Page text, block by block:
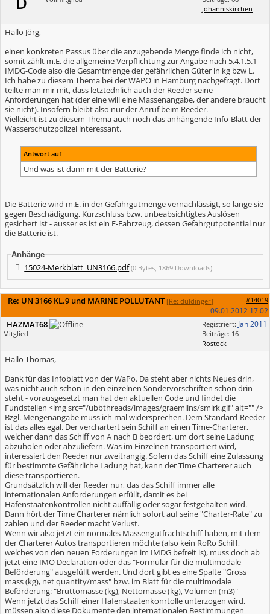
Johanniskirchen
Hallo Jörg,
einen konkreten Passus über die anzugebende Menge finde ich nicht,
somit zählt m.E. die allgemeine Verpflichtung zur Angabe nach 5.4.1.5.1
IMDG-Code also die Gesamtmenge der gefährlichen Güter in kg bzw L.
Ich habe zu diesem Thema bei der WAPO in Hamburg nachgefragt. Dort
teilte man mir mit, dass letztednlich auch der Reeder seine
Anforderungen hat (der eine will eine Massenangabe, der andere braucht
sie nicht). Insofern bleibt also nur der Anruf beim Reeder.
Vielleicht ist zu diesem Thema auch noch das anhängende Info-Blatt der
Wasserschutzpolizei interessant.
Antwort auf
Und was ist dann mit der Batterie?
Die Batterie wird m.E. in der Gefahrgutmenge vernachlässigt, so lange sie
gegen Beschädigung, Kurzschluss bzw. unbeabsichtigtes Auslösen
gesichert ist - ausser es ist ein E-Fahrzeug, dessen Gefahrgutpotential nur
die Batterie ist.
Anhänge
15024-Merkblatt_UN3166.pdf (0 Bytes, 1869 Downloads)
Re: UN 3166 KL.9 und MARINE POLLUTANT [Re: duldinger] #14019
09.01.2012 17:02
Registriert: Jan 2011
Beiträge: 16
Rostock
HAZMAT68
Mitglied
Hallo Thomas,
Dank für das Infoblatt von der WaPo. Da steht aber nichts Neues drin,
was nicht auch schon in den einzelnen Sondervorschriften schon drin
steht - vorausgesetzt man hat den aktuellen Code und findet die
Fundstellen <img src="/ubbthreads/images/graemlins/smirk.gif" alt="" />
Bzgl. Mengenangabe muss ich mal widersprechen. Dem Standard-Reeder
ist das alles egal. Der verchartert sein Schiff an einen Time-Charterer,
welcher dann das Schiff von A nach B beordert, um dort seine Ladung
abzuholen oder abzuliefern. Was im Einzelnen transportiert wird,
interessiert den Reeder nur zweitrangig. Sofern das Schiff eine Zulassung
für bestimmte Gefährliche Ladung hat, kann der Time Charterer auch
diese transportieren.
Grundsätzlich will der Reeder nur, das das Schiff immer alle
internationalen Anforderungen erfüllt, damit es bei
Hafenstaatenkontrollen nicht auffällig oder sogar festgehalten wird.
Dann hört der Time Charterer nämlich sofort auf seine "Charter-Rate" zu
zahlen und der Reeder macht Verlust.
Wenn wir also jetzt ein normales Massengutfrachtschiff haben, mit dem
der Charterer Autos transportieren möchte (also kein RoRo Schiff,
welches von den neuen Forderungen im IMDG befreit is), muss doch ab
jetzt eine IMO Declaration oder das "Formular für die multimodale
Beförderung" ausgefüllt werden. Und dort gibt es eine Spalte "Gross
mass (kg), net quantity/mass" bzw. im Blatt für die multimodale
Beförderung: "Bruttomasse (kg), Nettomasse (kg), Volumen (m3)"
Wenn jetzt das Schiff einer Hafenstaatenkonrtolle unterzogen wird,
müssen also diese Dokumente den internationalen Bestimmungen